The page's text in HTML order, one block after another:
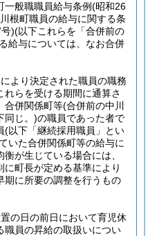
一般職職員給与条例(昭和26
根町職員の給与に関する条
)(以下これらを「合併前の
給与については、なお合併
より決定された職員の職務
らを受ける期間に通算さ
合併関係町等(合併前の中川
同じ。)の職員であった者で
(以下「継続採用職員」とい
いた合併関係町等の給与に
が生じている場合には、
町長が定める基準により
期に所要の調整を行うもの
の日の前日において育児休
職員の昇給の取扱いについ